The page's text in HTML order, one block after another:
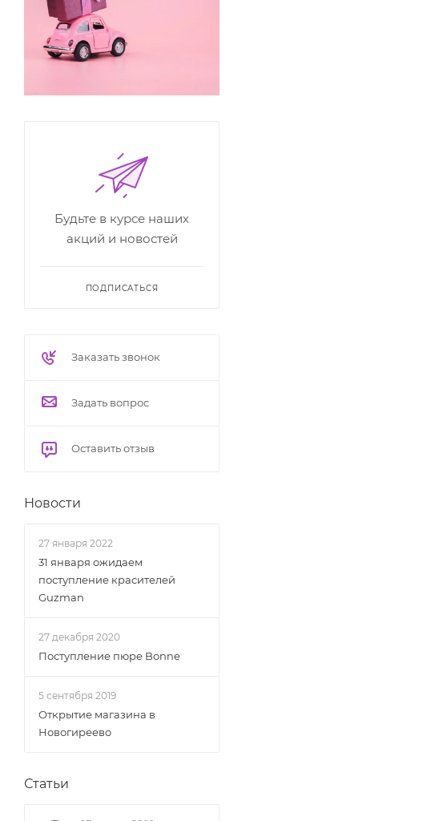
Будьте в курсе наших
акций и новостей
ПОДПИСАТЬСЯ
Заказать звонок
Задать вопрос
Оставить отзыв
Новости
27 января 2022
31 января ожидаем
поступление красителей
Guzman
27 декабря 2020
Поступление пюре Bonne
5 сентября 2019
Открытие магазина в
Новогиреево
Статьи